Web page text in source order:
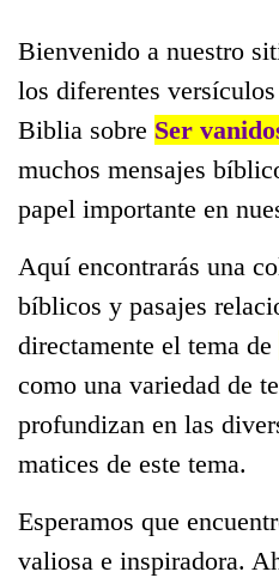
Bienvenido a nuestro
los diferentes
Biblia sobre Ser
muchos mensajes
papel importante en
Aquí encontrarás una
bíblicos y pasajes
directamente el tema de
como una variedad de
profundizan en las
matices de este tema.
Esperamos que
valiosa e inspiradora.